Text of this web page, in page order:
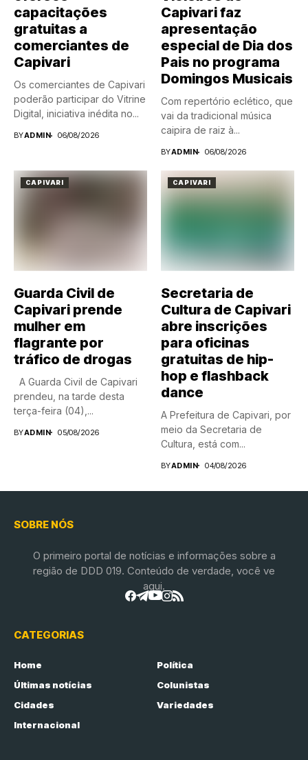
capacitações
gratuitas a
comerciantes de
Capivari
Os comerciantes de Capivari
poderão participar do Vitrine
Digital, iniciativa inédita no...
BYADMIN 06/08/2026
Capivari faz
apresentação
especial de Dia dos
Pais no programa
Domingos Musicais
Com repertório eclético, que
vai da tradicional música
caipira de raiz à...
BYADMIN 06/08/2026
CAPIVARI
Guarda Civil de
Capivari prende
mulher em
flagrante por
tráfico de drogas
A Guarda Civil de Capivari
prendeu, na tarde desta
terça-feira (04),...
BYADMIN 05/08/2026
CAPIVARI
Secretaria de
Cultura de Capivari
abre inscrições
para oficinas
gratuitas de hip-
hop e flashback
dance
A Prefeitura de Capivari, por
meio da Secretaria de
Cultura, está com...
BYADMIN 04/08/2026
SOBRE NÓS
O primeiro portal de notícias e informações sobre a
região de DDD 019. Conteúdo de verdade, você ve
aqui.
CATEGORIAS
Home
Política
Últimas notícias
Colunistas
Cidades
Variedades
Internacional